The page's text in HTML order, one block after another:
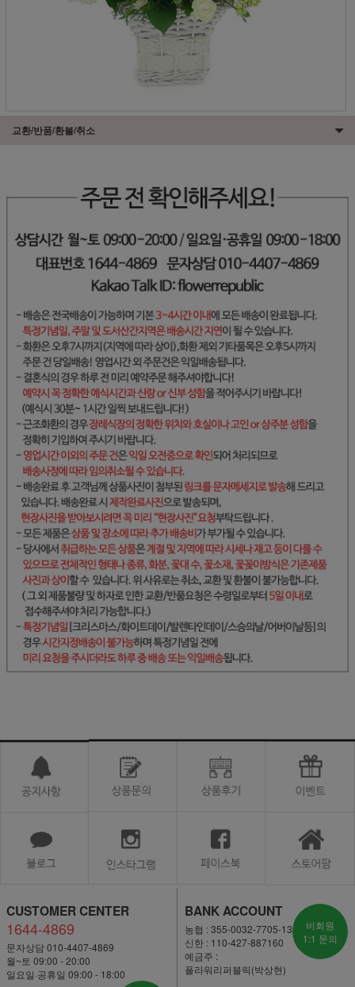
교환/반품/환불/취소
CUSTOMER CENTER
1644-4869
문자상담 010-4407-4869
월~토 09:00 - 20:00
일요일·공휴일 09:00 - 18:00
BANK ACCOUNT
농협 : 355-0032-7705-13
신한 : 110-427-887160
예금주 :
플라워리퍼블릭(박상현)
비회원
1:1 문의